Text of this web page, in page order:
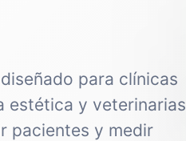
para clínicas
estética y veterinarias
pacientes y medir